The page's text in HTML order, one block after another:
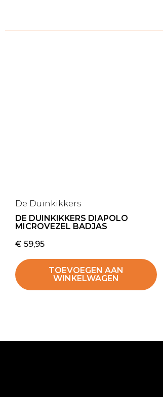
De Duinkikkers
DE DUINKIKKERS DIAPOLO
MICROVEZEL BADJAS
€ 59,95
TOEVOEGEN AAN
WINKELWAGEN